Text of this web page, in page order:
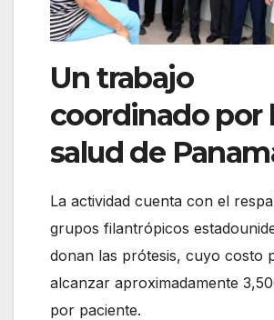
Un trabajo
coordinado por
salud de
La actividad cuenta con el
grupos filantrópicos
donan las prótesis, cuyo costo
alcanzar aproximadamente
por paciente.